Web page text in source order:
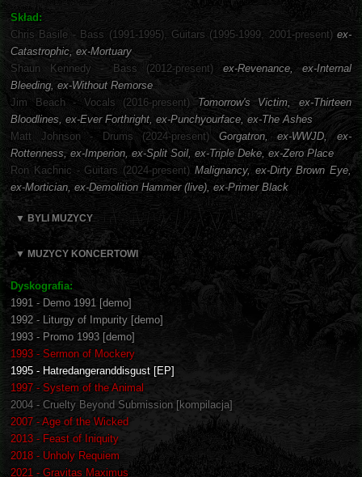
Skład:
Chris Basile - Bass (1991-1995), Guitars (1995-1999, 2001-present) ex-
Catastrophic, ex-Mortuary
Shaun Kennedy - Bass (2012-present) ex-Revenance, ex-Internal
Bleeding, ex-Without Remorse
Jim Beach - Vocals (2016-present) Tomorrow's Victim, ex-Thirteen
Bloodlines, ex-Ever Forthright, ex-Punchyourface, ex-The Ashes
Matt Johnson - Drums (2024-present) Gorgatron, ex-WWJD, ex-
Rottenness, ex-Imperion, ex-Split Soil, ex-Triple Deke, ex-Zero Place
Ron Kachnic - Guitars (2024-present) Malignancy, ex-Dirty Brown Eye,
ex-Mortician, ex-Demolition Hammer (live), ex-Primer Black
▼ BYLI MUZYCY
▼ MUZYCY KONCERTOWI
Dyskografia:
1991 - Demo 1991 [demo]
1992 - Liturgy of Impurity [demo]
1993 - Promo 1993 [demo]
1993 - Sermon of Mockery
1995 - Hatredangeranddisgust [EP]
1997 - System of the Animal
2004 - Cruelty Beyond Submission [kompilacja]
2007 - Age of the Wicked
2013 - Feast of Iniquity
2018 - Unholy Requiem
2021 - Gravitas Maximus